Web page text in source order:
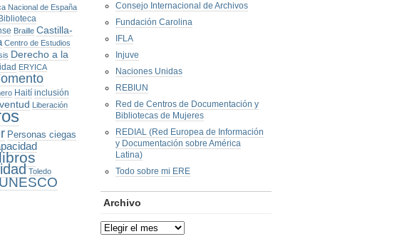
Nacional de España
Biblioteca
Braille Castilla-
Centro de Estudios
Derecho a la
ERYICA
Haití inclusión
Liberación
Personas ciegas
Toledo
Consejo Internacional de Archivos
Fundación Carolina
IFLA
Injuve
Naciones Unidas
REBIUN
Red de Centros de Documentación y
Bibliotecas de Mujeres
REDIAL (Red Europea de Información
y Documentación sobre América
Latina)
Todo sobre mi ERE
Archivo
Archivo